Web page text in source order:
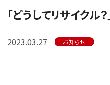
「どうしてリサイクル？
2023.03.27 お知らせ